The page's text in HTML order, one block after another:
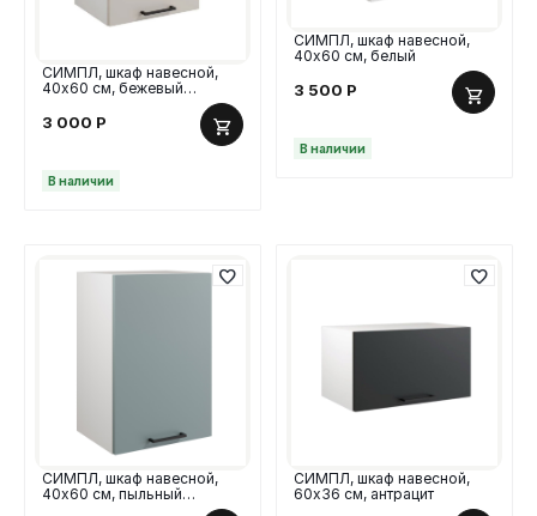
СИМПЛ, шкаф навесной,
40х60 см, бежевый
3 000 Р
В наличии
СИМПЛ, шкаф навесной,
40х60 см, белый
3 500 Р
В наличии
СИМПЛ, шкаф навесной,
40х60 см, пыльный
СИМПЛ, шкаф навесной,
60х36 см, антрацит